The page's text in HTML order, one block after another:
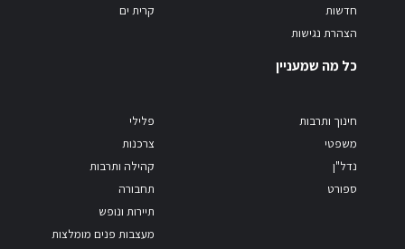
חדשות
הצהרת נגישות
קרית ים
כל מה שמעניין
חינוך ותרבות
משפטי
נדל"ן
ספורט
פלילי
צרכנות
קהילה ותרבות
תחבורה
תיירות ונופש
מעצבות פנים מומלצות